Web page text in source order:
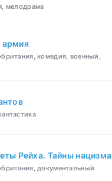
мелодрама
армия
комедия, военный,
Рейха. Тайны нацизма
документальный